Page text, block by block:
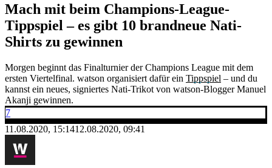
Mach mit beim Champions-League-
Tippspiel – es gibt 10 brandneue Nati-
Shirts zu gewinnen
Morgen beginnt das Finalturnier der Champions League mit dem
ersten Viertelfinal. watson organisiert dafür ein Tippspiel – und du
kannst ein neues, signiertes Nati-Trikot von watson-Blogger Manuel
Akanji gewinnen.
7
11.08.2020, 15:1412.08.2020, 09:41